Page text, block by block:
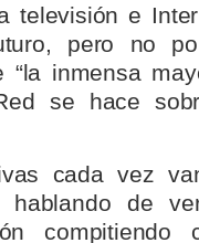
televisión e
pero no
“la inmensa
se hace
cada vez
hablando de
compitiendo